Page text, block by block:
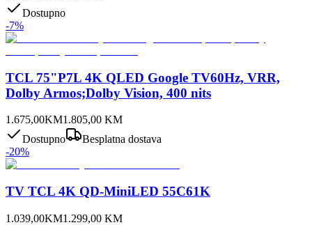
Dostupno
-7%
TCL 75"P7L 4K QLED Google TV60Hz, VRR,
Dolby Armos;Dolby Vision, 400 nits
1.675,00KM1.805,00 KM
Dostupno
Besplatna dostava
-20%
TV TCL 4K QD-MiniLED 55C61K
1.039,00KM1.299,00 KM